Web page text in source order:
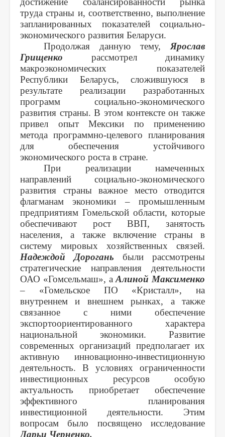
труда страны и, соответственно, выполнение
запланированных показателей социально-
экономического развития Беларуси.
Продолжая данную тему,Ярослав
Грищенко рассмотрел динамику
макроэкономических показателей
Республики
Беларусь, сложившуюся в
результате реализации разработанных
программ социально-экономического
развития страны. В этом контексте он также
привел опыт Мексики по применению
метода программно-целевого планирования
для обеспечения устойчивого
экономического роста в стране.
При реализации намеченных
направлений социально-экономического
развития страны важное место отводится
флагманам экономики – промышленным
предприятиям Гомельской области, которые
обеспечивают рост ВВП, занятость
населения, а также включение страны в
систему мировых хозяйственных связей.
Надеждой Дорогань были рассмотрены
стратегические направления деятельности
ОАО «Гомсельмаш», аАлиной Максименко
– «Гомельское ПО «Кристалл», на
внутреннем и внешнем рынках, а также
связанное с ними обеспечение
экспортоориентированного характера
национальной экономики. Развитие
современных организаций предполагает их
активную инновационно-инвестиционную
деятельность. В условиях ограниченности
инвестиционных ресурсов особую
актуальность приобретает обеспечение
эффективного планирования
инвестиционной деятельности. Этим
вопросам было посвящено исследование
Дарьи Черненко.